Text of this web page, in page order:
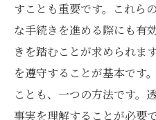
すことも重要です。これら
な手続きを進める際にも有
きを踏むことが求められま
を遵守することが基本です
ことも、一つの方法です。
事実を理解することが必要